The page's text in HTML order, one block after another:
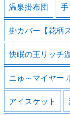
温泉掛布団
掛カバー【花柄
快眠の王リッチ
ニゅ～マイヤー
アイスケット